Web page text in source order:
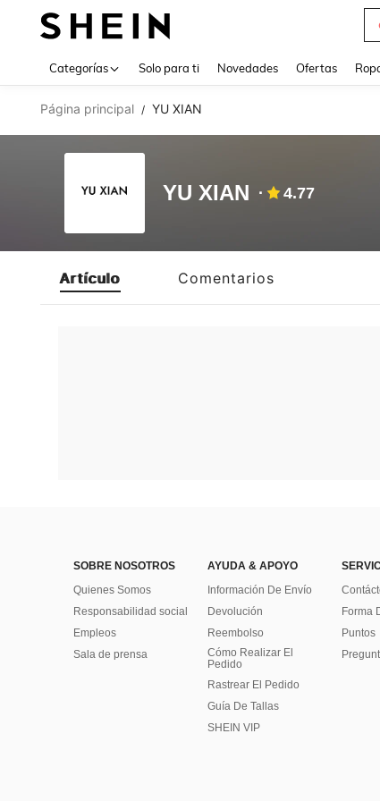
Categorías Solo para ti Novedades Ofertas
Página principal / YU XIAN
YU XIAN 4.77
Artículo Comentarios
SOBRE NOSOTROS
Quienes Somos
Responsabilidad social
Empleos
Sala de prensa
AYUDA & APOYO
Información De Envío
Devolución
Reembolso
Cómo Realizar El
Pedido
Rastrear El Pedido
Guía De Tallas
SHEIN VIP
Forma
Puntos